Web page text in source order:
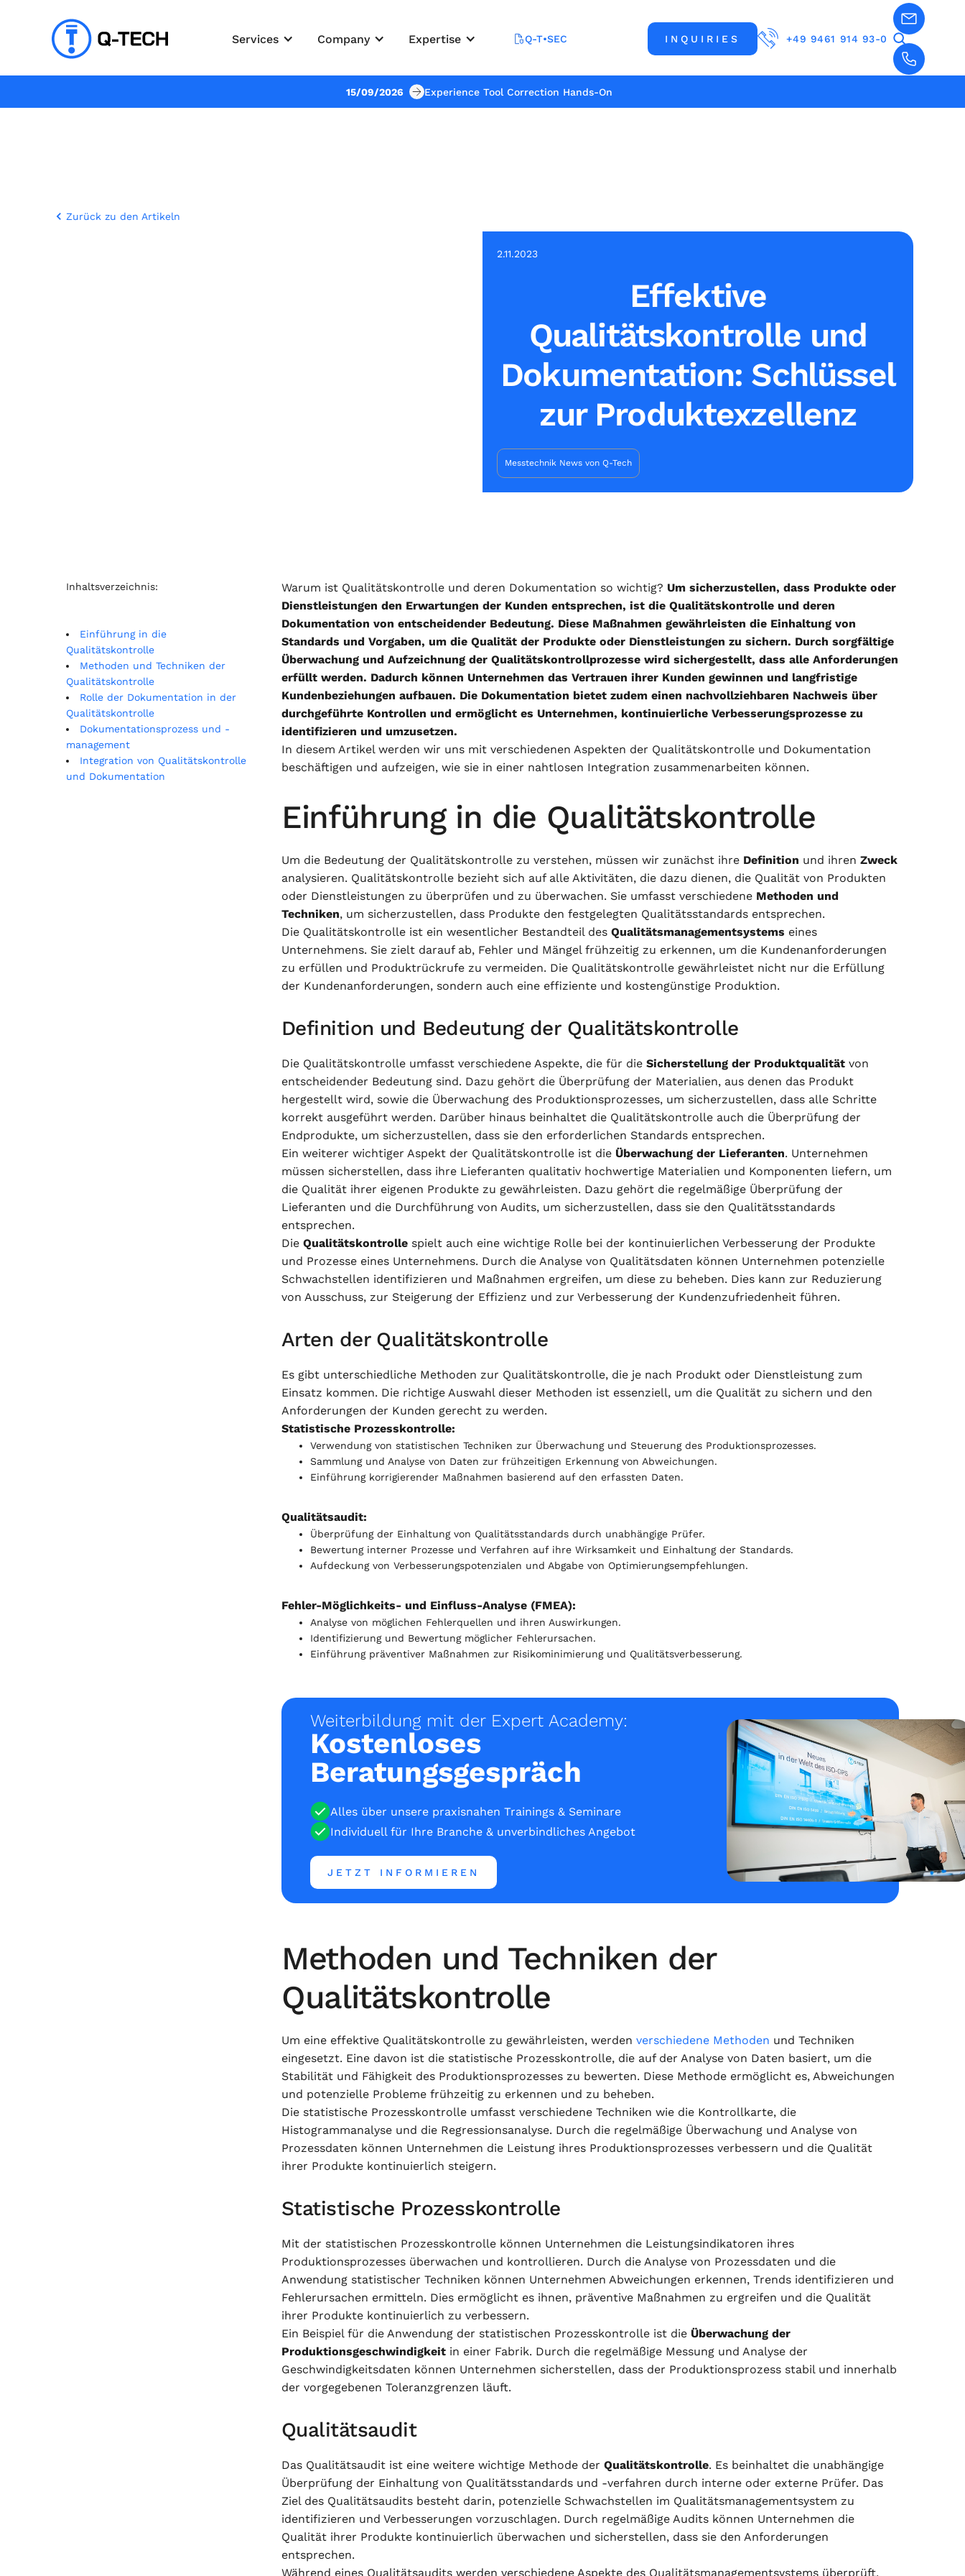
Services Company Expertise Q-T•SEC INQUIRIES +49 9461 914 93-0
15/09/2026 Experience Tool Correction Hands-On
Zurück zu den Artikeln
2.11.2023
Effektive
Qualitätskontrolle und
Dokumentation: Schlüssel
zur Produktexzellenz
Messtechnik News von Q-Tech
Inhaltsverzeichnis:
Einführung in die
Qualitätskontrolle
Methoden und Techniken der
Qualitätskontrolle
Rolle der Dokumentation in der
Qualitätskontrolle
Dokumentationsprozess und -
management
Integration von Qualitätskontrolle
und Dokumentation
Warum ist Qualitätskontrolle und deren Dokumentation so wichtig? Um sicherzustellen, dass Produkte oder
Dienstleistungen den Erwartungen der Kunden entsprechen, ist die Qualitätskontrolle und deren
Dokumentation von entscheidender Bedeutung. Diese Maßnahmen gewährleisten die Einhaltung von
Standards und Vorgaben, um die Qualität der Produkte oder Dienstleistungen zu sichern. Durch sorgfältige
Überwachung und Aufzeichnung der Qualitätskontrollprozesse wird sichergestellt, dass alle Anforderungen
erfüllt werden. Dadurch können Unternehmen das Vertrauen ihrer Kunden gewinnen und langfristige
Kundenbeziehungen aufbauen. Die Dokumentation bietet zudem einen nachvollziehbaren Nachweis über
durchgeführte Kontrollen und ermöglicht es Unternehmen, kontinuierliche Verbesserungsprozesse zu
identifizieren und umzusetzen.
In diesem Artikel werden wir uns mit verschiedenen Aspekten der Qualitätskontrolle und Dokumentation
beschäftigen und aufzeigen, wie sie in einer nahtlosen Integration zusammenarbeiten können.
Einführung in die Qualitätskontrolle
Um die Bedeutung der Qualitätskontrolle zu verstehen, müssen wir zunächst ihre Definition und ihren Zweck
analysieren. Qualitätskontrolle bezieht sich auf alle Aktivitäten, die dazu dienen, die Qualität von Produkten
oder Dienstleistungen zu überprüfen und zu überwachen. Sie umfasst verschiedene Methoden und
Techniken, um sicherzustellen, dass Produkte den festgelegten Qualitätsstandards entsprechen.
Die Qualitätskontrolle ist ein wesentlicher Bestandteil des Qualitätsmanagementsystems eines
Unternehmens. Sie zielt darauf ab, Fehler und Mängel frühzeitig zu erkennen, um die Kundenanforderungen
zu erfüllen und Produktrückrufe zu vermeiden. Die Qualitätskontrolle gewährleistet nicht nur die Erfüllung
der Kundenanforderungen, sondern auch eine effiziente und kostengünstige Produktion.
Definition und Bedeutung der Qualitätskontrolle
Die Qualitätskontrolle umfasst verschiedene Aspekte, die für die Sicherstellung der Produktqualität von
entscheidender Bedeutung sind. Dazu gehört die Überprüfung der Materialien, aus denen das Produkt
hergestellt wird, sowie die Überwachung des Produktionsprozesses, um sicherzustellen, dass alle Schritte
korrekt ausgeführt werden. Darüber hinaus beinhaltet die Qualitätskontrolle auch die Überprüfung der
Endprodukte, um sicherzustellen, dass sie den erforderlichen Standards entsprechen.
Ein weiterer wichtiger Aspekt der Qualitätskontrolle ist die Überwachung der Lieferanten. Unternehmen
müssen sicherstellen, dass ihre Lieferanten qualitativ hochwertige Materialien und Komponenten liefern, um
die Qualität ihrer eigenen Produkte zu gewährleisten. Dazu gehört die regelmäßige Überprüfung der
Lieferanten und die Durchführung von Audits, um sicherzustellen, dass sie den Qualitätsstandards
entsprechen.
Die Qualitätskontrolle spielt auch eine wichtige Rolle bei der kontinuierlichen Verbesserung der Produkte
und Prozesse eines Unternehmens. Durch die Analyse von Qualitätsdaten können Unternehmen potenzielle
Schwachstellen identifizieren und Maßnahmen ergreifen, um diese zu beheben. Dies kann zur Reduzierung
von Ausschuss, zur Steigerung der Effizienz und zur Verbesserung der Kundenzufriedenheit führen.
Arten der Qualitätskontrolle
Es gibt unterschiedliche Methoden zur Qualitätskontrolle, die je nach Produkt oder Dienstleistung zum
Einsatz kommen. Die richtige Auswahl dieser Methoden ist essenziell, um die Qualität zu sichern und den
Anforderungen der Kunden gerecht zu werden.
Statistische Prozesskontrolle:
Verwendung von statistischen Techniken zur Überwachung und Steuerung des Produktionsprozesses.
Sammlung und Analyse von Daten zur frühzeitigen Erkennung von Abweichungen.
Einführung korrigierender Maßnahmen basierend auf den erfassten Daten.
Qualitätsaudit:
Überprüfung der Einhaltung von Qualitätsstandards durch unabhängige Prüfer.
Bewertung interner Prozesse und Verfahren auf ihre Wirksamkeit und Einhaltung der Standards.
Aufdeckung von Verbesserungspotenzialen und Abgabe von Optimierungsempfehlungen.
Fehler-Möglichkeits- und Einfluss-Analyse (FMEA):
Analyse von möglichen Fehlerquellen und ihren Auswirkungen.
Identifizierung und Bewertung möglicher Fehlerursachen.
Einführung präventiver Maßnahmen zur Risikominimierung und Qualitätsverbesserung.
Weiterbildung mit der Expert Academy:
Kostenloses
Beratungsgespräch
Alles über unsere praxisnahen Trainings & Seminare
Individuell für Ihre Branche & unverbindliches Angebot
JETZT INFORMIEREN
Methoden und Techniken der
Qualitätskontrolle
Um eine effektive Qualitätskontrolle zu gewährleisten, werden verschiedene Methoden und Techniken
eingesetzt. Eine davon ist die statistische Prozesskontrolle, die auf der Analyse von Daten basiert, um die
Stabilität und Fähigkeit des Produktionsprozesses zu bewerten. Diese Methode ermöglicht es, Abweichungen
und potenzielle Probleme frühzeitig zu erkennen und zu beheben.
Die statistische Prozesskontrolle umfasst verschiedene Techniken wie die Kontrollkarte, die
Histogrammanalyse und die Regressionsanalyse. Durch die regelmäßige Überwachung und Analyse von
Prozessdaten können Unternehmen die Leistung ihres Produktionsprozesses verbessern und die Qualität
ihrer Produkte kontinuierlich steigern.
Statistische Prozesskontrolle
Mit der statistischen Prozesskontrolle können Unternehmen die Leistungsindikatoren ihres
Produktionsprozesses überwachen und kontrollieren. Durch die Analyse von Prozessdaten und die
Anwendung statistischer Techniken können Unternehmen Abweichungen erkennen, Trends identifizieren und
Fehlerursachen ermitteln. Dies ermöglicht es ihnen, präventive Maßnahmen zu ergreifen und die Qualität
ihrer Produkte kontinuierlich zu verbessern.
Ein Beispiel für die Anwendung der statistischen Prozesskontrolle ist die Überwachung der
Produktionsgeschwindigkeit in einer Fabrik. Durch die regelmäßige Messung und Analyse der
Geschwindigkeitsdaten können Unternehmen sicherstellen, dass der Produktionsprozess stabil und innerhalb
der vorgegebenen Toleranzgrenzen läuft.
Qualitätsaudit
Das Qualitätsaudit ist eine weitere wichtige Methode der Qualitätskontrolle. Es beinhaltet die unabhängige
Überprüfung der Einhaltung von Qualitätsstandards und -verfahren durch interne oder externe Prüfer. Das
Ziel des Qualitätsaudits besteht darin, potenzielle Schwachstellen im Qualitätsmanagementsystem zu
identifizieren und Verbesserungen vorzuschlagen. Durch regelmäßige Audits können Unternehmen die
Qualität ihrer Produkte kontinuierlich überwachen und sicherstellen, dass sie den Anforderungen
entsprechen.
Während eines Qualitätsaudits werden verschiedene Aspekte des Qualitätsmanagementsystems überprüft,